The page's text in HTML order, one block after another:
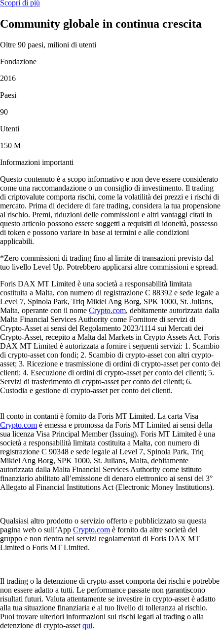
Scopri di più
Community globale in continua crescita
Oltre 90 paesi, milioni di utenti
Fondazione
2016
Paesi
90
Utenti
150 M
Informazioni importanti
Questo contenuto è a scopo informativo e non deve essere considerato
come una raccomandazione o un consiglio di investimento. Il trading
di criptovalute comporta rischi, come la volatilità dei prezzi e i rischi di
mercato. Prima di decidere di fare trading, considera la tua propensione
al rischio. Premi, riduzioni delle commissioni e altri vantaggi citati in
questo articolo possono essere soggetti a requisiti di idoneità, possesso
di token e possono variare in base ai termini e alle condizioni
applicabili.
*Zero commissioni di trading fino al limite di transazioni previsto dal
tuo livello Level Up. Potrebbero applicarsi altre commissioni e spread.
Foris DAX MT Limited è una società a responsabilità limitata
costituita a Malta, con numero di registrazione C 88392 e sede legale a
Level 7, Spinola Park, Triq Mikiel Ang Borg, SPK 1000, St. Julians,
Malta, operante con il nome Crypto.com, debitamente autorizzata dalla
Malta Financial Services Authority come Fornitore di servizi di
Crypto-Asset ai sensi del Regolamento 2023/1114 sui Mercati dei
Crypto-Asset, recepito a Malta dal Markets in Crypto Assets Act. Foris
DAX MT Limited è autorizzata a fornire i seguenti servizi: 1. Scambio
di crypto-asset con fondi; 2. Scambio di crypto-asset con altri crypto-
asset; 3. Ricezione e trasmissione di ordini di crypto-asset per conto dei
clienti; 4. Esecuzione di ordini di crypto-asset per conto dei clienti; 5.
Servizi di trasferimento di crypto-asset per conto dei clienti; 6.
Custodia e gestione di crypto-asset per conto dei clienti.
Il conto in contanti è fornito da Foris MT Limited. La carta Visa
Crypto.com è emessa e promossa da Foris MT Limited ai sensi della
sua licenza Visa Principal Member (Issuing). Foris MT Limited è una
società a responsabilità limitata costituita a Malta, con numero di
registrazione C 90348 e sede legale al Level 7, Spinola Park, Triq
Mikiel Ang Borg, SPK 1000, St. Julians, Malta, debitamente
autorizzata dalla Malta Financial Services Authority come istituto
finanziario abilitato all’emissione di denaro elettronico ai sensi del 3°
Allegato al Financial Institutions Act (Electronic Money Institutions).
Qualsiasi altro prodotto o servizio offerto e pubblicizzato su questa
pagina web o sull’App Crypto.com è fornito da altre società del
gruppo e non rientra nei servizi regolamentati di Foris DAX MT
Limited o Foris MT Limited.
Il trading o la detenzione di crypto-asset comporta dei rischi e potrebbe
non essere adatto a tutti. Le performance passate non garantiscono
risultati futuri. Valuta attentamente se investire in crypto-asset è adatto
alla tua situazione finanziaria e al tuo livello di tolleranza al rischio.
Puoi trovare ulteriori informazioni sui rischi legati al trading o alla
detenzione di crypto-asset qui.